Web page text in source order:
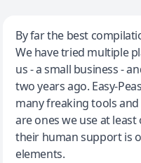
Jeff Wilson
By far the best
By far the best
We have tried multiple
us - a small business -
two years ago. Easy-
many freaking tools
are ones we use at least
their human support is
elements.